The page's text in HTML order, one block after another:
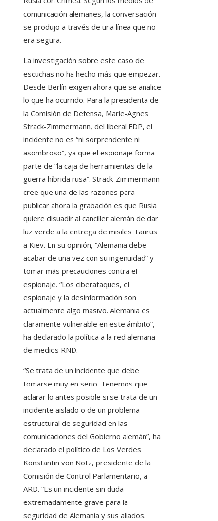
comunicación alemanes, la conversación
se produjo a través de una línea que no
era segura.
La investigación sobre este caso de
escuchas no ha hecho más que empezar.
Desde Berlín exigen ahora que se analice
lo que ha ocurrido. Para la presidenta de
la Comisión de Defensa, Marie-Agnes
Strack-Zimmermann, del liberal FDP, el
incidente no es “ni sorprendente ni
asombroso”, ya que el espionaje forma
parte de “la caja de herramientas de la
guerra híbrida rusa”. Strack-Zimmermann
cree que una de las razones para
publicar ahora la grabación es que Rusia
quiere disuadir al canciller alemán de dar
luz verde a la entrega de misiles Taurus
a Kiev. En su opinión, “Alemania debe
acabar de una vez con su ingenuidad” y
tomar más precauciones contra el
espionaje. “Los ciberataques, el
espionaje y la desinformación son
actualmente algo masivo. Alemania es
claramente vulnerable en este ámbito”,
ha declarado la política a la red alemana
de medios RND.
“Se trata de un incidente que debe
tomarse muy en serio. Tenemos que
aclarar lo antes posible si se trata de un
incidente aislado o de un problema
estructural de seguridad en las
comunicaciones del Gobierno alemán”, ha
declarado el político de Los Verdes
Konstantin von Notz, presidente de la
Comisión de Control Parlamentario, a
ARD. “Es un incidente sin duda
extremadamente grave para la
seguridad de Alemania y sus aliados.